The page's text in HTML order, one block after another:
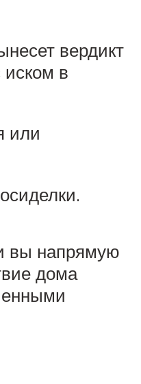
вердикт
иском в
или
вы напрямую
дома